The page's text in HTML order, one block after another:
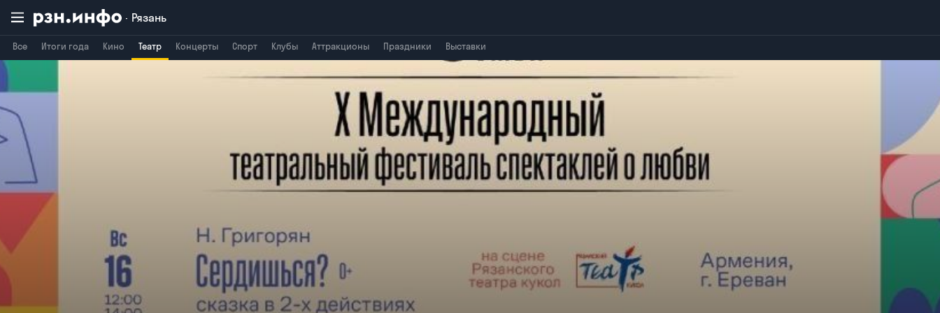
Рязань
Все Итоги года Кино Театр Концерты Спорт Клубы Аттракционы Праздники Выставки